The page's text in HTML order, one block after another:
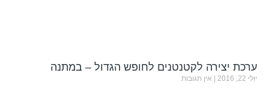
ערכת יצירה לקטנטנים לחופש הגדול – במתנה
יולי 22, 2016 אין תגובות